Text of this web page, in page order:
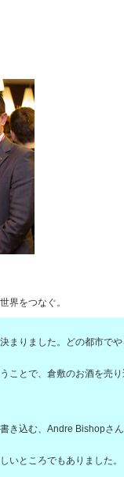
界をつなぐ。
まりました。どの都市で
ことで、倉敷のお酒を売
き込む、Andre Bishopさ
いところでもありました。